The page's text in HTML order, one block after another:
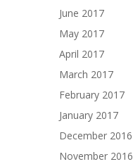
June 2017
May 2017
April 2017
March 2017
February 2017
January 2017
December 2016
November 2016